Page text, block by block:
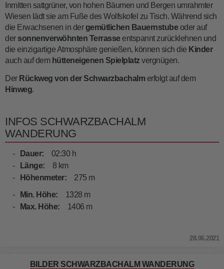
Inmitten sattgrüner, von hohen Bäumen und Bergen umrahmter
Wiesen lädt sie am Fuße des Wolfskofel zu Tisch. Während sich
die Erwachsenen in dergemütlichen Bauernstubeoder auf
der sonnenverwöhnten Terrasseentspannt zurücklehnen und
die einzigartige Atmosphäre genießen, können sich die Kinder
auch auf dem hütteneigenen Spielplatz vergnügen.
Der Rückweg von der Schwarzbachalm erfolgt auf dem
Hinweg.
INFOS SCHWARZBACHALM
WANDERUNG
Dauer:
02:30 h
Länge:
8 km
Höhenmeter:
275 m
Min. Höhe:
1328 m
Max. Höhe:
1406 m
28.06.2021
BILDER SCHWARZBACHALM WANDERUNG